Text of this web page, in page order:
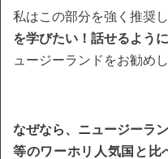
私はこの部分を強く推奨
を学びたい！話せるよう
ュージーランドをお勧めし
なぜなら、ニュージーラ
等のワーホリ人気国と比